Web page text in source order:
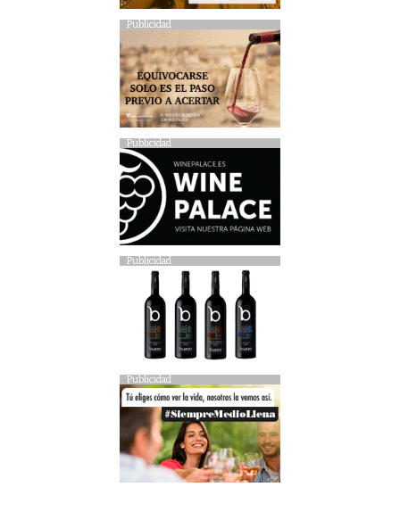
Publicidad
Publicidad
Publicidad
Publicidad